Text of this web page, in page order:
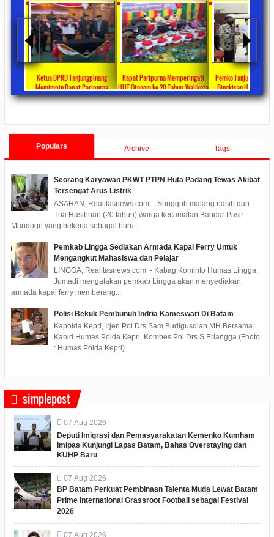
Ketua DPRD Tanjungpinang
Memimpin Rapat Paripurna
Pengesahan Ranperda Perubahan
Rapat Paripurna Memperingati
HUT Otonom ke 20 Tahun, Walikota
Rahma Paparkan Capaian
Pemko Tanjung
Bingkisan Hari Raya
Untuk Masyarakat
Populars Archive Tags
Seorang Karyawan PKWT PTPN Huta Padang Tewas Akibat
Tersengat Arus Listrik
ASAHAN, Realitasnews.com – Sungguh malang nasib dari
Tua Hasibuan (20 tahun) warga kecamatan Bandar Pasir
Mandoge yang bekerja sebagai buru...
Pemkab Lingga Sediakan Armada Kapal Ferry Untuk
Mengangkut Mahasiswa dan Pelajar
LINGGA, Realitasnews.com - Kabag Kominfo Humas Lingga,
Jumadi mengatakan pemkab Lingga akan menyediakan
armada kapal ferry memberang...
Polisi Bekuk Pembunuh Indria Kameswari Di Batam
Kapolda Kepri, Irjen Pol Drs Sam Budigusdian MH Bersama
Kabid Humas Polda Kepri, Kombes Pol Drs S Erlangga (Fhoto
: Humas Polda Kepri) ...
simplepost
07 Aug 2026
Deputi Imigrasi dan Pemasyarakatan Kemenko Kumham
Imipas Kunjungi Lapas Batam, Bahas Overstaying dan
KUHP Baru
07 Aug 2026
BP Batam Perkuat Pembinaan Talenta Muda Lewat Batam
Prime International Grassroot Football sebagai Festival
2026